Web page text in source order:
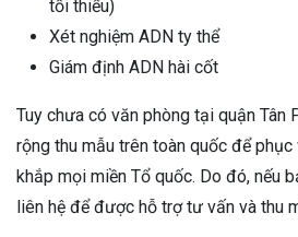
tối thiểu)
Xét nghiệm ADN ty thể
Giám định ADN hài cốt
Tuy chưa có văn phòng tại quận Tân
rộng thu mẫu trên toàn quốc để phục
khắp mọi miền Tổ quốc. Do đó, nếu
liên hệ để được hỗ trợ tư vấn và thu